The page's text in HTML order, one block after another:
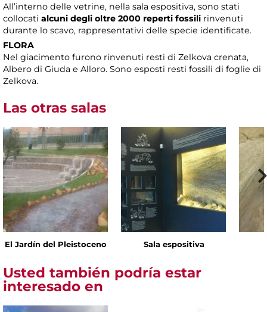
All’interno delle vetrine, nella sala espositiva, sono stati
collocati alcuni degli oltre 2000 reperti fossili rinvenuti
durante lo scavo, rappresentativi delle specie identificate.
FLORA
Nel giacimento furono rinvenuti resti di Zelkova crenata,
Albero di Giuda e Alloro. Sono esposti resti fossili di foglie di
Zelkova.
Las otras salas
El Jardín del Pleistoceno Sala espositiva
Usted también podría estar
interesado en